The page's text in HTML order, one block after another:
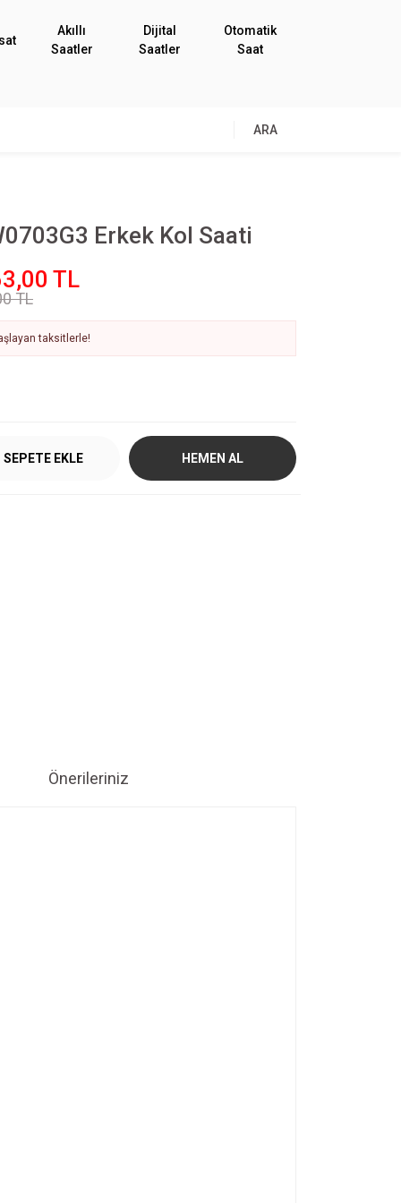
Akıllı
Saatler
Dijital
Saatler
Otomatik
Saat
ARA
Erkek Kol Saati
TL
TL
taksitlerle!
SEPETE EKLE HEMEN AL
Önerileriniz